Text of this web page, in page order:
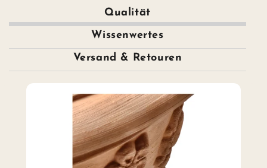
Qualität
Wissenwertes
Versand & Retouren